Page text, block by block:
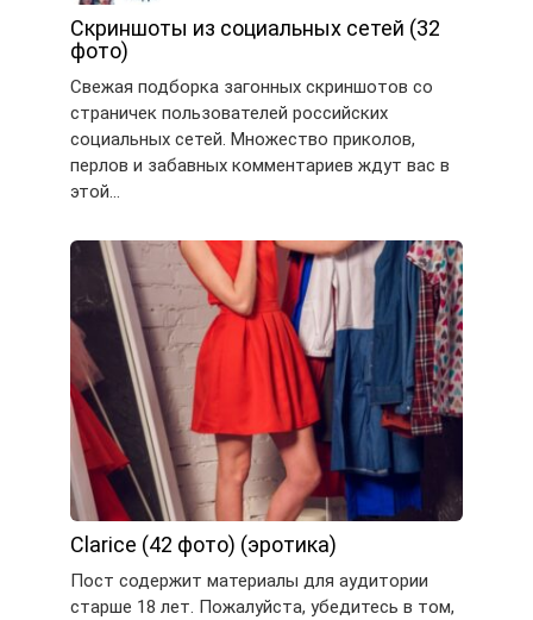
Скриншоты из социальных сетей (32
фото)
Свежая подборка загонных скриншотов со
страничек пользователей российских
социальных сетей. Множество приколов,
перлов и забавных комментариев ждут вас в
этой…
Clarice (42 фото) (эротика)
Пост содержит материалы для аудитории
старше 18 лет. Пожалуйста, убедитесь в том,